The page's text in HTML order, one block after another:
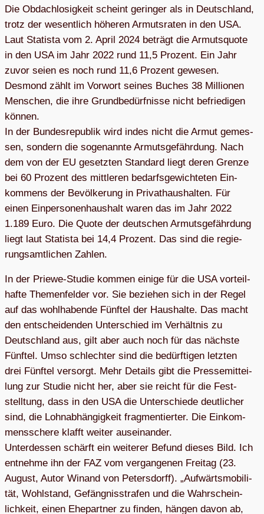
Die Obdach­lo­sig­keit scheint gerin­ger als in Deutsch­land,
trotz der wesent­lich höhe­ren Armuts­ra­ten in den USA.
Laut Sta­tista vom 2. April 2024 beträgt die Armuts­quote
in den USA im Jahr 2022 rund 11,5 Pro­zent. Ein Jahr
zuvor seien es noch rund 11,6 Pro­zent gewe­sen.
Des­mond zählt im Vor­wort sei­nes Buches 38 Mil­lio­nen
Men­schen, die ihre Grund­be­dürf­nisse nicht befrie­di­gen
kön­nen.
In der Bun­des­re­pu­blik wird indes nicht die Armut gemes­
sen, son­dern die soge­nannte Armuts­ge­fähr­dung. Nach
dem von der EU gesetz­ten Stan­dard liegt deren Grenze
bei 60 Pro­zent des mitt­le­ren bedarfs­ge­wich­te­ten Ein­
kom­mens der Bevöl­ke­rung in Pri­vat­haus­hal­ten. Für
einen Ein­per­so­nen­haus­halt waren das im Jahr 2022
1.189 Euro. Die Quote der deut­schen Armuts­ge­fähr­dung
liegt laut Sta­tista bei 14,4 Pro­zent. Das sind die regie­
rungs­amt­li­chen Zahlen.
In der Priewe-Stu­die kom­men einige für die USA vor­teil­
hafte The­men­fel­der vor. Sie bezie­hen sich in der Regel
auf das wohl­ha­bende Fünf­tel der Haus­halte. Das macht
den ent­schei­den­den Unter­schied im Ver­hält­nis zu
Deutsch­land aus, gilt aber auch noch für das nächste
Fünf­tel. Umso schlech­ter sind die bedürf­ti­gen letz­ten
drei Fünf­tel ver­sorgt. Mehr Details gibt die Pres­se­mit­tei­
lung zur Stu­die nicht her, aber sie reicht für die Fest­
stell­tung, dass in den USA die Unter­schiede deut­li­cher
sind, die Lohn­ab­hän­gig­keit frag­men­tier­ter. Die Ein­kom­
mens­schere klafft wei­ter aus­ein­an­der.
Unter­des­sen schärft ein wei­te­rer Befund die­ses Bild. Ich
ent­nehme ihn der FAZ vom ver­gan­ge­nen Frei­tag (23.
August, Autor Winand von Peters­dorff). „Auf­wärts­mo­bi­li­
tät, Wohl­stand, Gefäng­nis­stra­fen und die Wahr­schein­
lich­keit, einen Ehe­part­ner zu fin­den, hän­gen davon ab,